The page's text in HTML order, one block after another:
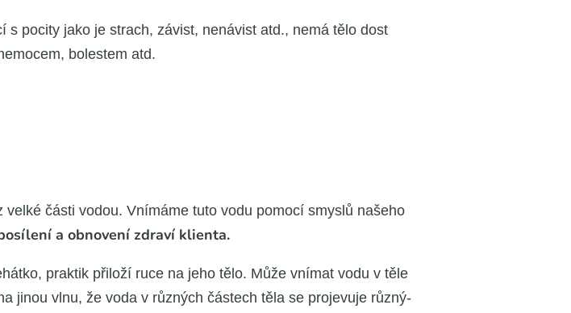
poci­ty jako je strach, závist, nená­vist atd., nemá tělo dost
boles­tem atd.
čás­ti vodou. Vní­má­me tuto vodu pomo­cí smys­lů naše­ho
a obno­ve­ní zdra­ví kli­en­ta.
prak­tik při­lo­ží ruce na jeho tělo. Může vní­mat vodu v těle
jinou vlnu, že voda v růz­ných čás­tech těla se pro­je­vu­je růz­ný­